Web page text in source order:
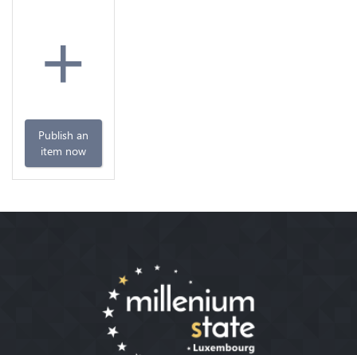
+
Publish an
item now